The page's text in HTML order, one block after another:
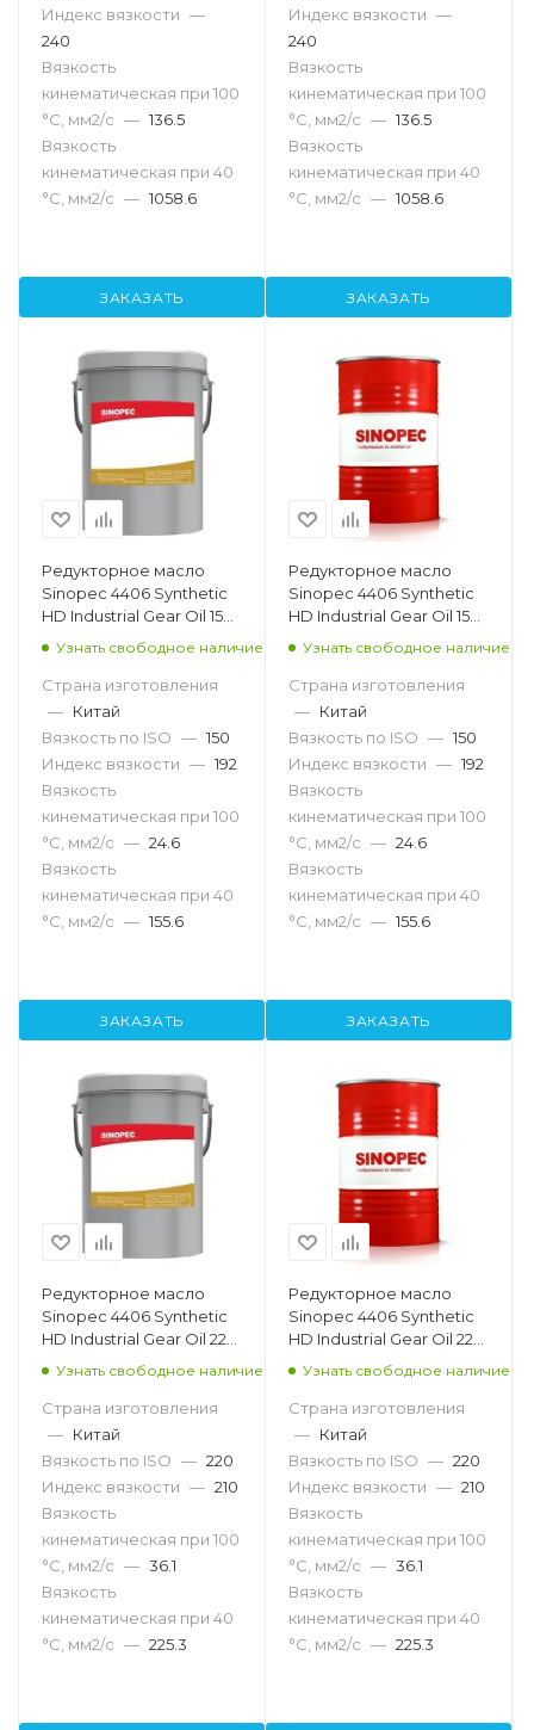
Индекс вязкости —
240
Вязкость
кинематическая при 100
°С, мм2/с — 136.5
Вязкость
кинематическая при 40
°С, мм2/с — 1058.6
ЗАКАЗАТЬ
Индекс вязкости —
240
Вязкость
кинематическая при 100
°С, мм2/с — 136.5
Вязкость
кинематическая при 40
°С, мм2/с — 1058.6
ЗАКАЗАТЬ
Редукторное масло
Sinopec 4406 Synthetic
HD Industrial Gear Oil 150,
Узнать свободное наличие
Страна изготовления
— Китай
Вязкость по ISO — 150
Индекс вязкости — 192
Вязкость
кинематическая при 100
°С, мм2/с — 24.6
Вязкость
кинематическая при 40
°С, мм2/с — 155.6
ЗАКАЗАТЬ
Редукторное масло
Sinopec 4406 Synthetic
HD Industrial Gear Oil 150,
Узнать свободное наличие
Страна изготовления
— Китай
Вязкость по ISO — 150
Индекс вязкости — 192
Вязкость
кинематическая при 100
°С, мм2/с — 24.6
Вязкость
кинематическая при 40
°С, мм2/с — 155.6
ЗАКАЗАТЬ
Редукторное масло
Sinopec 4406 Synthetic
HD Industrial Gear Oil 220,
Узнать свободное наличие
Страна изготовления
— Китай
Вязкость по ISO — 220
Индекс вязкости — 210
Вязкость
кинематическая при 100
°С, мм2/с — 36.1
Вязкость
кинематическая при 40
°С, мм2/с — 225.3
Редукторное масло
Sinopec 4406 Synthetic
HD Industrial Gear Oil 220,
Узнать свободное наличие
Страна изготовления
— Китай
Вязкость по ISO — 220
Индекс вязкости — 210
Вязкость
кинематическая при 100
°С, мм2/с — 36.1
Вязкость
кинематическая при 40
°С, мм2/с — 225.3